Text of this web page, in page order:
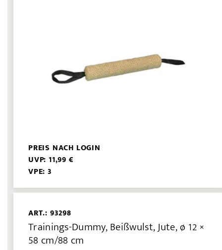
PREIS NACH LOGIN
UVP: 11,99 €
VPE: 3
ART.: 93298
Trainings-Dummy, Beißwulst, Jute, ø 12 ×
58 cm/88 cm